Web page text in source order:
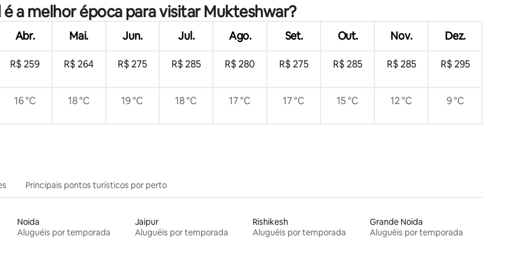
é a melhor época para visitar Mukteshwar?
Abr. Mai. Jun. Jul. Ago. Set. Out. Nov. Dez.
R$ 259 R$ 264 R$ 275 R$ 285 R$ 280 R$ 275 R$ 285 R$ 285 R$ 295
16 °C 18 °C 19 °C 18 °C 17 °C 17 °C 15 °C 12 °C 9 °C
Principais pontos turísticos por perto
Noida
Aluguéis por temporada
Jaipur
Aluguéis por temporada
Rishikesh
Aluguéis por temporada
Grande Noida
Aluguéis por temporada